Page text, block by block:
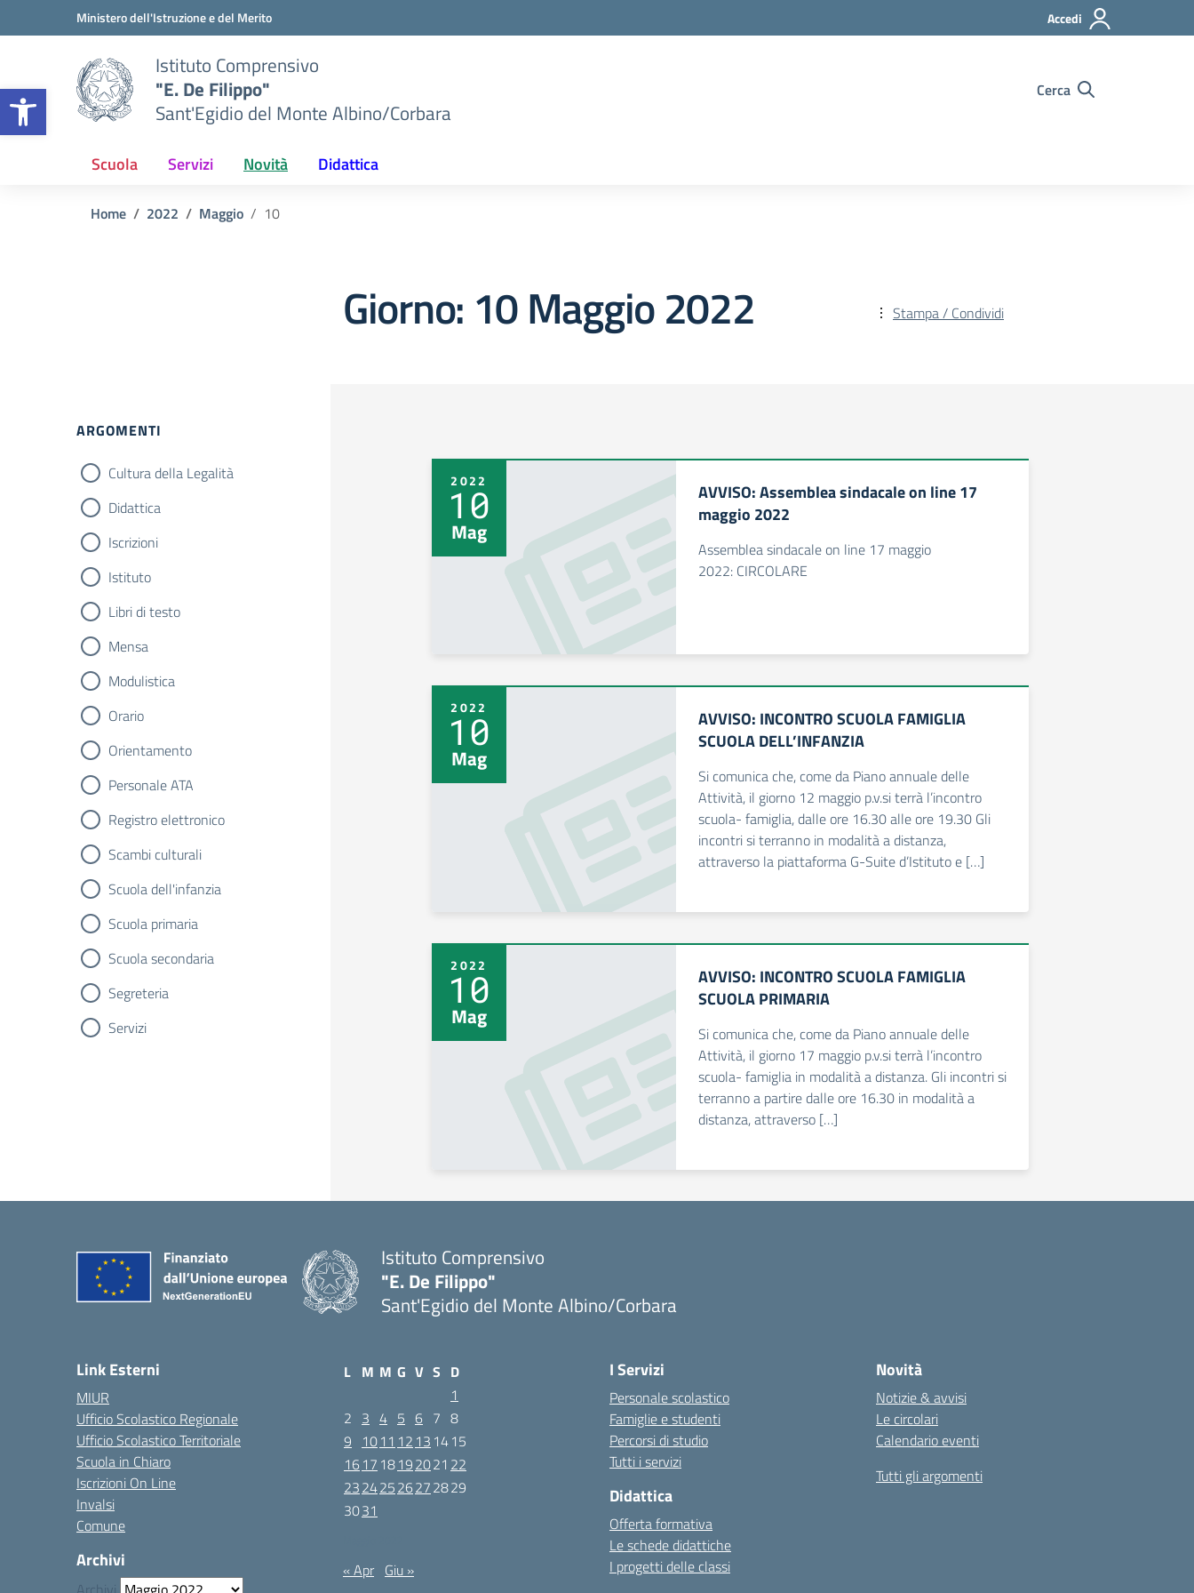
Apri la barra degli strumenti
Vai ai contenuti
Vai al menu di navigazioneMinistero dell'Istruzione e del Merito Accedi
Istituto Comprensivo
"E. De Filippo"
Sant'Egidio del Monte Albino/Corbara
Cerca
Scuola Servizi Novità Didattica
Home 2022 Maggio 10
Giorno: 10 Maggio 2022 Stampa / Condividi
ARGOMENTI
Cultura della Legalità
Didattica
Iscrizioni
Istituto
Libri di testo
Mensa
Modulistica
Orario
Orientamento
Personale ATA
Registro elettronico
Scambi culturali
Scuola dell'infanzia
Scuola primaria
Scuola secondaria
Segreteria
Servizi
2022
10
Mag
AVVISO: Assemblea sindacale on line 17
maggio 2022
Assemblea sindacale on line 17 maggio
2022: CIRCOLARE
2022
10
Mag
AVVISO: INCONTRO SCUOLA FAMIGLIA
SCUOLA DELL’INFANZIA
Si comunica che, come da Piano annuale delle
Attività, il giorno 12 maggio p.v.si terrà l’incontro
scuola- famiglia, dalle ore 16.30 alle ore 19.30 Gli
incontri si terranno in modalità a distanza,
attraverso la piattaforma G-Suite d’Istituto e […]
2022
10
Mag
AVVISO: INCONTRO SCUOLA FAMIGLIA
SCUOLA PRIMARIA
Si comunica che, come da Piano annuale delle
Attività, il giorno 17 maggio p.v.si terrà l’incontro
scuola- famiglia in modalità a distanza. Gli incontri si
terranno a partire dalle ore 16.30 in modalità a
distanza, attraverso […]
Istituto Comprensivo
"E. De Filippo"
Sant'Egidio del Monte Albino/Corbara
Link Esterni
MIUR
Ufficio Scolastico Regionale
Ufficio Scolastico Territoriale
Scuola in Chiaro
Iscrizioni On Line
Invalsi
Comune
Archivi
L M M G V S D
1
2 3 4 5 6 7 8
9 1011 12 13 1415
1617 18192021 22
23242526272829
3031
« Apr Giu »
I Servizi
Personale scolastico
Famiglie e studenti
Percorsi di studio
Tutti i servizi
Didattica
Offerta formativa
Le schede didattiche
I progetti delle classi
Novità
Notizie & avvisi
Le circolari
Calendario eventi
Tutti gli argomenti